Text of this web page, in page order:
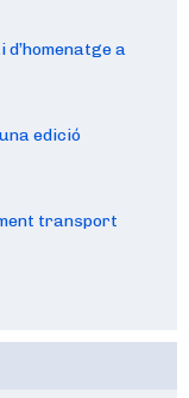
a
edició
transport